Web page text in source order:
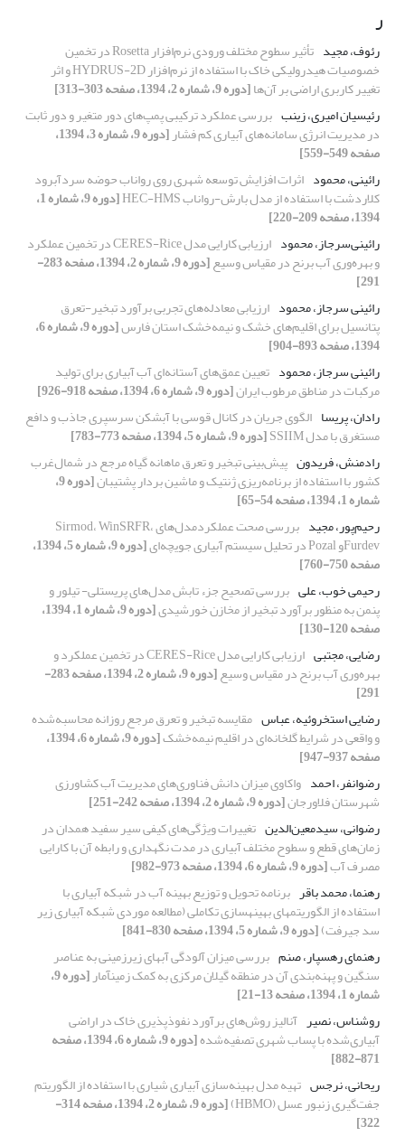
ر
رئوف، مجید تأثیر سطوح مختلف ورودی نرم‌افزار Rosetta در تخمین
خصوصیات هیدرولیکی خاک با استفاده از نرم‌افزار HYDRUS-2D و اثر
تغییر کاربری اراضی بر آن‌ها[دوره 9، شماره 2، 1394، صفحه 303-313]
رئیسیان امیری، زینب بررسی عملکرد ترکیبی پمپ‌های دور متغیر و دور ثابت
در مدیریت انرژی سامانه‌های آبیاری کم فشار [دوره 9، شماره 3، 1394،
صفحه 549-559]
رائینی، محمود اثرات افزایش توسعه شهری روی رواناب حوضه سردآبرود
کلاردشت با استفاده از مدل بارش-رواناب HEC-HMS [دوره 9، شماره 1،
1394، صفحه 209-220]
رائینی‌سرجاز، محمود
ارزیابی کارایی مدل CERES-Rice در تخمین عملکرد
و بهره‌وری آب برنح در مقیاس وسیع [دوره 9، شماره 2، 1394، صفحه 283-
291]
رائینی سرجاز، محمود ارزیابی معادله‌های تجربی برآورد تبخیر-تعرق
پتانسیل برای اقلیم‌های خشک و نیمه‌خشک استان فارس [دوره 9، شماره 6،
1394، صفحه 893-904]
رائینی سرجاز، محمود تعیین عمق‌های آستانه‌‌ای آب آبیاری برای تولید
مرکبات در مناطق مرطوب ایران[دوره 9، شماره 6، 1394، صفحه 918-926]
رادان، پریسا الگوی جریان در کانال قوسی با آبشکن سرسپری جاذب و دافع
مستغرق با مدل SSIIM
[دوره 9، شماره 5، 1394، صفحه 773-783]
رادمنش، فریدون پیش‌بینی تبخیر و تعرق ماهانه گیاه مرجع در شمال‌غرب
کشور با استفاده از برنامه‌ریزی ‌ژنتیک و ماشین بردار پشتیبان [دوره 9،
شماره 1، 1394، صفحه 54-65]
رحیم‌پور، مجید
بررسی صحت عملکردمدل‌های Sirmod، WinSRFR،
Furdevو Pozal در تحلیل سیستم آبیاری جویچه‌ای [دوره 9، شماره 5، 1394،
صفحه 750-760]
رحیمی خوب، علی بررسی تصحیح جزء تابش مدل‌های پریستلی- تیلور و
پنمن به منظور برآورد تبخیر از مخازن خورشیدی [دوره 9، شماره 1، 1394،
صفحه 120-130]
رضایی، مجتبی
ارزیابی کارایی مدل CERES-Rice در تخمین عملکرد و
بهره‌وری آب برنح در مقیاس وسیع [دوره 9، شماره 2، 1394، صفحه 283-
291]
رضایی استخروئیه، عباس مقایسه تبخیر و تعرق مرجع روزانه محاسبه‌شده
و واقعی در شرایط گلخانه‌ای در اقلیم نیمه‌خشک [دوره 9، شماره 6، 1394،
صفحه 937-947]
رضوانفر، احمد واکاوی میزان دانش فناوری‌های مدیریت آب کشاورزی
شهرستان فلاورجان[دوره 9، شماره 2، 1394، صفحه 242-251]
رضوانی، سیدمعین‌الدین تغییرات ویژگی‌های کیفی سیر سفید همدان در
زمان‌های قطع و سطوح مختلف آبیاری در مدت نگهداری و رابطه آن با کارایی
مصرف آب[دوره 9، شماره 6، 1394، صفحه 973-982]
رهنما، محمد باقر برنامه تحویل و توزیع بهینه‏ آب در شبکه آبیاری با
استفاده از الگوریتم‏های بهینه‏سازی تکاملی (مطالعه موردی شبکه آبیاری زیر
سد جیرفت)[دوره 9، شماره 5، 1394، صفحه 830-841]
رهنمای رهسپار، صنم بررسی میزان آلودگی آبهای زیرزمینی به عناصر
سنگین و پهنه‌بندی آن در منطقه گیلان مرکزی به کمک زمینآمار [دوره 9،
شماره 1، 1394، صفحه 13-21]
روشناس، نصیر آنالیز روش‌های برآورد نفوذپذیری خاک در اراضی
آبیاری‌شده با پساب شهری تصفیه‌شده [دوره 9، شماره 6، 1394، صفحه
871-882]
ریحانی، نرجس تهیه مدل بهینه‌‌سازی آبیاری شیاری با استفاده از الگوریتم
جفت‌گیری زنبور عسل (HBMO) [دوره 9، شماره 2، 1394، صفحه 314-
322]